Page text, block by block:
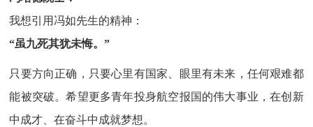
我想引用冯如先生的精神：
“虽九死其犹未悔。”
只要方向正确，只要心里有国家、眼里有未来，任何艰难都
能被突破。希望更多青年投身航空报国的伟大事业，在创新
中成才、在奋斗中成就梦想。